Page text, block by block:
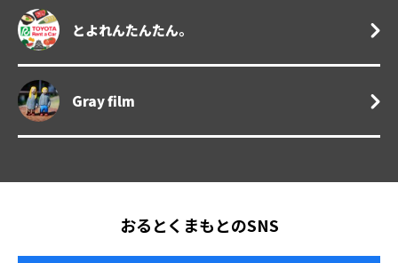
とよれんたんたん。
Gray film
おるとくまもとのSNS